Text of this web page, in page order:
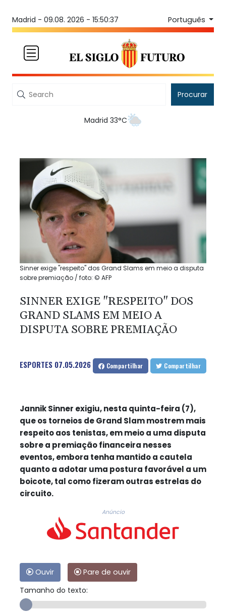
Madrid - 09.08. 2026 - 15:50:37 Português
Procurar
Madrid 33°C
Sinner exige "respeito" dos Grand Slams em meio a disputa
sobre premiação / foto: © AFP
SINNER EXIGE "RESPEITO" DOS
GRAND SLAMS EM MEIO A
DISPUTA SOBRE PREMIAÇÃO
ESPORTES 07.05.2026 Compartilhar Compartilhar
Jannik Sinner exigiu, nesta quinta-feira (7),
que os torneios de Grand Slam mostrem mais
respeito aos tenistas, em meio a uma disputa
sobre a premiação financeira nesses
eventos, embora tenha mantido a cautela
quanto a adotar uma postura favorável a um
boicote, tal como fizeram outras estrelas do
circuito.
Anúncio
Ouvir
Pare de ouvir
Tamanho do texto: